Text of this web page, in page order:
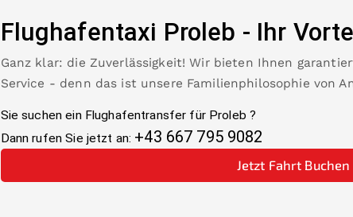
Flughafentaxi Proleb - Ihr
Ganz klar: die Zuverlässigkeit! Wir bieten Ihnen
Service - denn das ist unsere Familienphilosophie von
Sie suchen ein Flughafentransfer für Proleb ?
Dann rufen Sie jetzt an: +43 667 795 9082
Jetzt Fahrt Buchen